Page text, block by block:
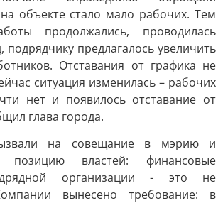
объекте стало мало рабочих. Тем
продолжались, проводилась
подрядчику предлагалось увеличить
Отставания от графика не
ситуация изменилась – рабочих
нет и появилось отставание от
глава города.
на совещание в мэрию и
властей: финансовые
организации - это не
вынесено требование: в